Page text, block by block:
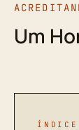
Um
ÍNDICE